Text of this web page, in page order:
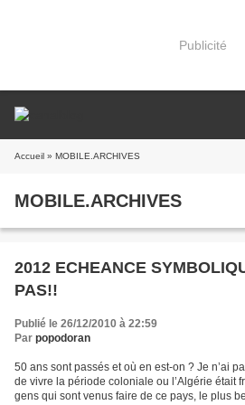
Publicité
Accueil » MOBILE.ARCHIVES
MOBILE.ARCHIVES
2012 ECHEANCE
PAS!!
Publié le 26/12/2010 à 22:59
Par popodoran
50 ans sont passés et où en est-on ? Je n’ai
de vivre la période coloniale ou l’Algérie était
gens qui sont venus faire de ce pays, le plus